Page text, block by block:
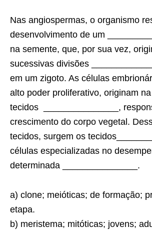
Nas angiospermas, o organismo
desenvolvimento de um
na semente, que, por sua vez,
sucessivas divisões
em um zigoto. As células
alto poder proliferativo, originam
tecidos _______________,
crescimento do corpo vegetal.
tecidos, surgem os
células especializadas no
determinada _______________.
a) clone; meióticas; de formação;
etapa.
b) meristema; mitóticas; jovens;